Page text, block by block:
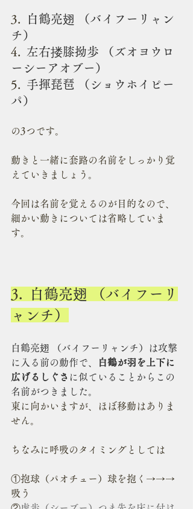
3.
白鶴亮翅 （バイフーリャン
チ）
4. 左右搂膝拗歩 （ズオヨウロ
ーシーアオブー）
5. 手揮琵琶 （ショウホイピー
パ）
の3つです。
動きと一緒に套路の名前をしっかり覚
えていきましょう。
今回は名前を覚えるのが目的なので、
細かい動きについては省略していま
す。
3.
白鶴亮翅 （バイフーリ
ャンチ）
白鶴亮翅 （バイフーリャンチ）は攻撃
に入る前の動作で、
白鶴が羽を上下に
広げるしぐさ に似ていることからこの
名前がつきました。
東に向かいますが、ほぼ移動はありま
せん。
ちなみに呼吸のタイミングとしては
①抱球（パオチュー）球を抱く→→→
吸う